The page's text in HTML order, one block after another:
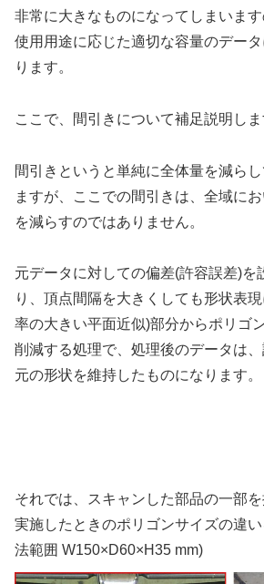
非常に大きなものになってしまいま
使用用途に応じた適切な容量のデー
ります。
ここで、間引きについて補足説明しま
間引きというと単純に全体量を減ら
ますが、ここでの間引きは、全域に
を減らすのではありません。
元データに対しての偏差(許容誤差)を
り、頂点間隔を大きくしても形状表
率の大きい平面近似)部分からポリゴ
削減する処理で、処理後のデータは
元の形状を維持したものになります。
それでは、スキャンした部品の一部
実施したときのポリゴンサイズの違
法範囲 W150×D60×H35 mm)